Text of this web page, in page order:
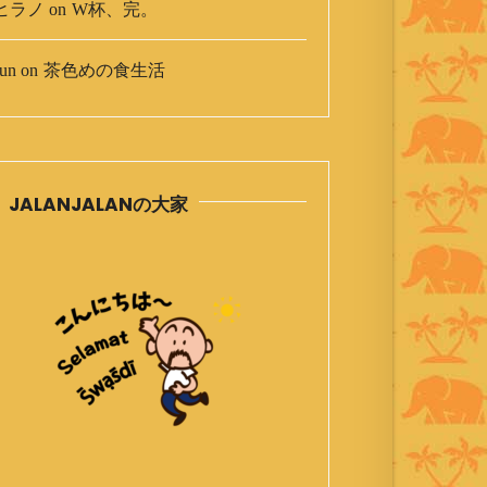
ラノ on W杯、完。
on 茶色めの食生活
JALANJALANの大家